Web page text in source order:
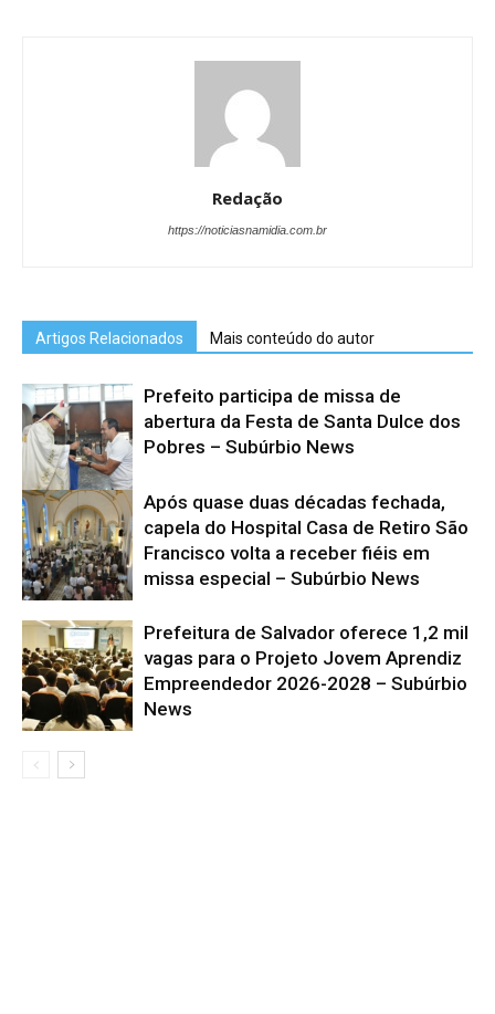
Redação
https://noticiasnamidia.com.br
Artigos Relacionados Mais conteúdo do autor
Prefeito participa de missa de
abertura da Festa de Santa Dulce dos
Pobres – Subúrbio News
Após quase duas décadas fechada,
capela do Hospital Casa de Retiro São
Francisco volta a receber fiéis em
missa especial – Subúrbio News
Prefeitura de Salvador oferece 1,2 mil
vagas para o Projeto Jovem Aprendiz
Empreendedor 2026-2028 – Subúrbio
News